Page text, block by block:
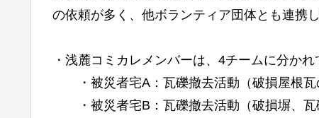
の依頼が多く、他ボランティア団体とも連携し
・浅麓コミカレメンバーは、4チームに分かれ
・被災者宅A：瓦礫撤去活動（破損屋根瓦
・被災者宅B：瓦礫撤去活動（破損塀、瓦